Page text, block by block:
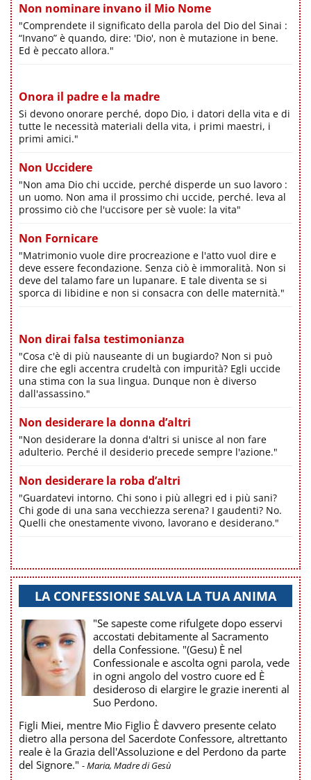
Non nominare invano il Mio Nome
"Comprendete il significato della parola del Dio del Sinai :
“Invano” è quando, dire: 'Dio', non è mutazione in bene.
Ed è peccato allora."
Onora il padre e la madre
Si devono onorare perché, dopo Dio, i datori della vita e di
tutte le necessità materiali della vita, i primi maestri, i
primi amici."
Non Uccidere
"Non ama Dio chi uccide, perché disperde un suo lavoro :
un uomo. Non ama il prossimo chi uccide, perché. leva al
prossimo ciò che l'uccisore per sè vuole: la vita"
Non Fornicare
"Matrimonio vuole dire procreazione e l'atto vuol dire e
deve essere fecondazione. Senza ciò è immoralità. Non si
deve del talamo fare un lupanare. E tale diventa se si
sporca di libidine e non si consacra con delle maternità."
Non dirai falsa testimonianza
"Cosa c'è di più nauseante di un bugiardo? Non si può
dire che egli accentra crudeltà con impurità? Egli uccide
una stima con la sua lingua. Dunque non è diverso
dall'assassino."
Non desiderare la donna d’altri
"Non desiderare la donna d'altri si unisce al non fare
adulterio. Perché il desiderio precede sempre l'azione."
Non desiderare la roba d’altri
"Guardatevi intorno. Chi sono i più allegri ed i più sani?
Chi gode di una sana vecchiezza serena? I gaudenti? No.
Quelli che onestamente vivono, lavorano e desiderano."
LA CONFESSIONE SALVA LA TUA ANIMA
"Se sapeste come rifulgete dopo esservi
accostati debitamente al Sacramento
della Confessione. "(Gesu) È nel
Confessionale e ascolta ogni parola, vede
in ogni angolo del vostro cuore ed È
desideroso di elargire le grazie inerenti al
Suo Perdono.
Figli Miei, mentre Mio Figlio È davvero presente celato
dietro alla persona del Sacerdote Confessore, altrettanto
reale è la Grazia dell'Assoluzione e del Perdono da parte
del Signore." - Maria, Madre di Gesù